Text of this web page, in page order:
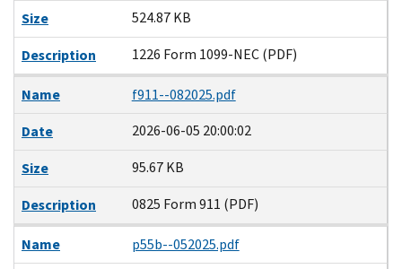
Size
524.87 KB
Description
1226 Form 1099-NEC (PDF)
Name
f911--082025.pdf
Date
2026-06-05 20:00:02
Size
95.67 KB
Description
0825 Form 911 (PDF)
Name
p55b--052025.pdf